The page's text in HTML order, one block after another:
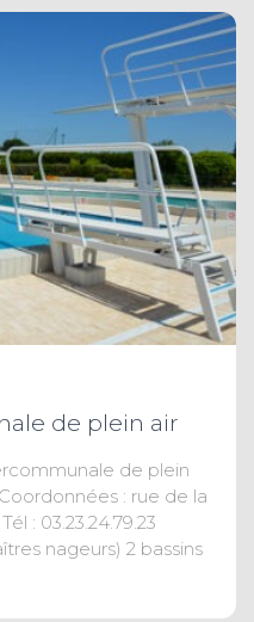
de plein air
de plein
: rue de la
: 03.23.24.79.23
nageurs) 2 bassins